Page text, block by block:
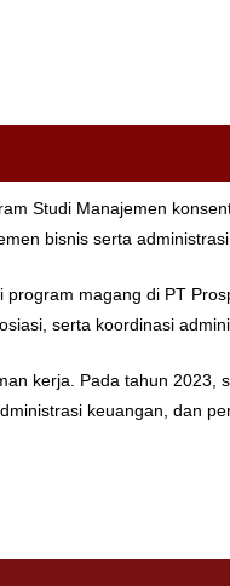
Studi Manajemen
bisnis serta
magang di PT
serta koordinasi
kerja. Pada tahun
keuangan, dan